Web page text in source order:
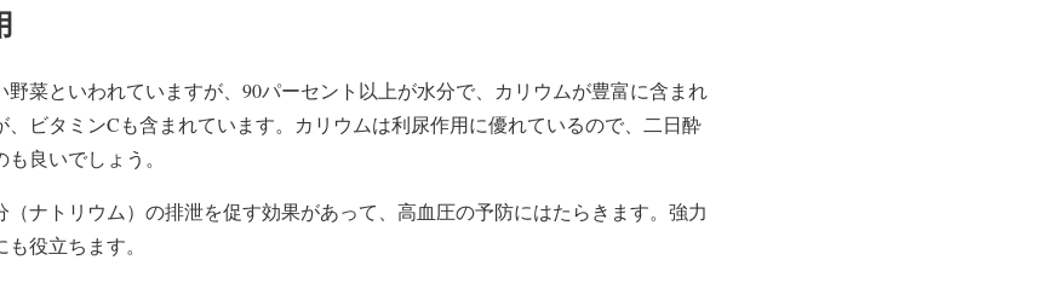
野菜といわれていますが、90パーセント以上が水分で、カリウムが豊富に含まれ
ビタミンCも含まれています。カリウムは利尿作用に優れているので、二日酔
良いでしょう。
（ナトリウム）の排泄を促す効果があって、高血圧の予防にはたらきます。強力
役立ちます。